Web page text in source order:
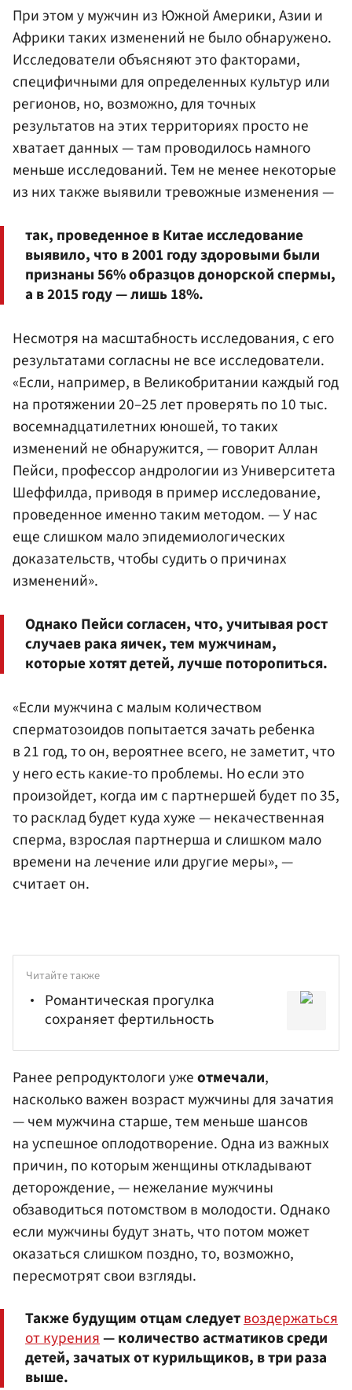
При этом у мужчин из Южной Америки, Азии и
Африки таких изменений не было обнаружено.
Исследователи объясняют это факторами,
специфичными для определенных культур или
регионов, но, возможно, для точных
результатов на этих территориях просто не
хватает данных — там проводилось намного
меньше исследований. Тем не менее некоторые
из них также выявили тревожные изменения —
так, проведенное в Китае исследование
выявило, что в 2001 году здоровыми были
признаны 56% образцов донорской спермы,
а в 2015 году — лишь 18%.
Несмотря на масштабность исследования, с его
результатами согласны не все исследователи.
«Если, например, в Великобритании каждый год
на протяжении 20–25 лет проверять по 10 тыс.
восемнадцатилетних юношей, то таких
изменений не обнаружится, — говорит Аллан
Пейси, профессор андрологии из Университета
Шеффилда, приводя в пример исследование,
проведенное именно таким методом. — У нас
еще слишком мало эпидемиологических
доказательств, чтобы судить о причинах
изменений».
Однако Пейси согласен, что, учитывая рост
случаев рака яичек, тем мужчинам,
которые хотят детей, лучше поторопиться.
«Если мужчина с малым количеством
сперматозоидов попытается зачать ребенка
в 21 год, то он, вероятнее всего, не заметит, что
у него есть какие-то проблемы. Но если это
произойдет, когда им с партнершей будет по 35,
то расклад будет куда хуже — некачественная
сперма, взрослая партнерша и слишком мало
времени на лечение или другие меры», —
считает он.
Читайте также
Романтическая прогулка
сохраняет фертильность
Ранее репродуктологи ужеотмечали,
насколько важен возраст мужчины для зачатия
— чем мужчина старше, тем меньше шансов
на успешное оплодотворение. Одна из важных
причин, по которым женщины откладывают
деторождение, — нежелание мужчины
обзаводиться потомством в молодости. Однако
если мужчины будут знать, что потом может
оказаться слишком поздно, то, возможно,
пересмотрят свои взгляды.
Также будущим отцам следуетвоздержаться
от курения— количество астматиков среди
детей, зачатых от курильщиков, в три раза
выше.